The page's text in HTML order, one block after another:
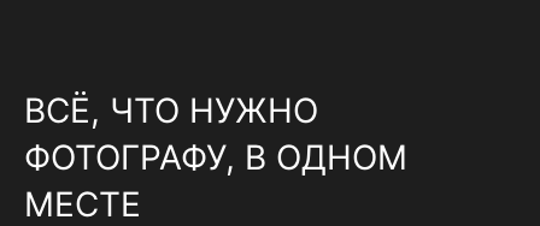
ВСЁ, ЧТО НУЖНО
ФОТОГРАФУ, В ОДНОМ
МЕСТЕ